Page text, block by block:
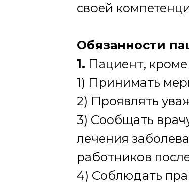
своей
Обязанности
1. Пациент, кроме
1) Принимать
2) Проявлять
3) Сообщать
лечения
работников
4) Соблюдать